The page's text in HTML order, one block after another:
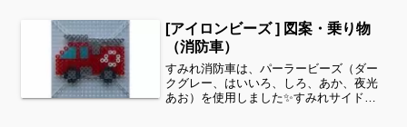
りましたら、他の図案もぜひ覗いてみて
ください^ ^キャラクタ...
[アイロンビーズ ] 図案・乗り物
（消防車）
すみれ消防車は、パーラービーズ（ダー
クグレー、はいいろ、しろ、あか、夜光
あお）を使用しました✨すみれサイドバ